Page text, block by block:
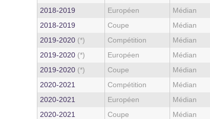
2018‑2019
Européen Médian
2018‑2019
Coupe Médian
2019‑2020 (*) Compétition Médian
2019‑2020 (*) Européen Médian
2019‑2020 (*) Coupe Médian
2020‑2021
Compétition Médian
2020‑2021
Européen Médian
2020‑2021
Coupe Médian